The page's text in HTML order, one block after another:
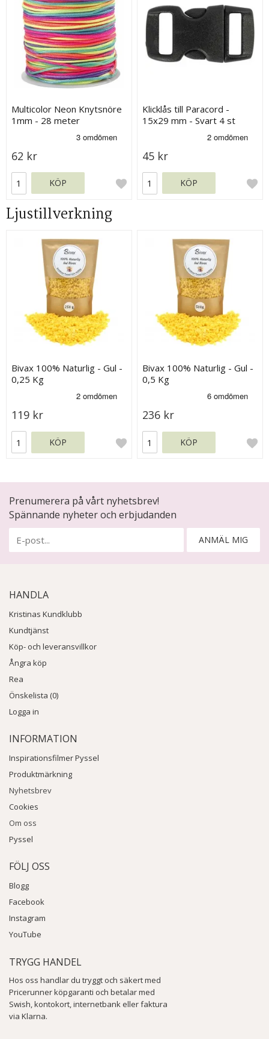
Multicolor Neon Knytsnöre
1mm - 28 meter
62 kr
KÖP
Klicklås till Paracord -
15x29 mm - Svart 4 st
45 kr
KÖP
Ljustillverkning
Bivax 100% Naturlig - Gul -
0,25 Kg
119 kr
KÖP
Bivax 100% Naturlig - Gul -
0,5 Kg
236 kr
KÖP
Prenumerera på vårt nyhetsbrev!
Spännande nyheter och erbjudanden
ANMÄL MIG
HANDLA
Kristinas Kundklubb
Kundtjänst
Köp- och leveransvillkor
Ångra köp
Rea
Önskelista (0)
Logga in
INFORMATION
Inspirationsfilmer Pyssel
Produktmärkning
Nyhetsbrev
Cookies
Om oss
Pyssel
FÖLJ OSS
Blogg
Facebook
Instagram
YouTube
TRYGG HANDEL
Hos oss handlar du tryggt och säkert med
Pricerunner köpgaranti och betalar med
Swish, kontokort, internetbank eller faktura
via Klarna.